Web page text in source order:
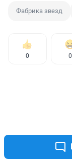
Фабрика звезд
0 0